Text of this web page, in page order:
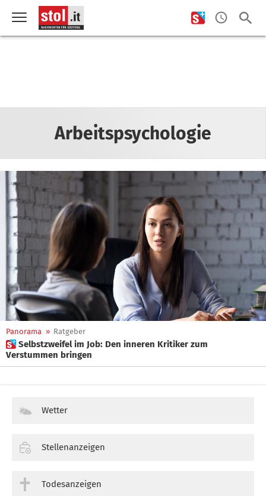
Arbeitspsychologie
Panorama » Ratgeber
 Selbstzweifel im Job: Den inneren Kritiker zum
Verstummen bringen
Wetter
Stellenanzeigen
Todesanzeigen